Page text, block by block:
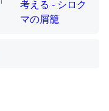
電中かが分かるので
by LIFULL介護